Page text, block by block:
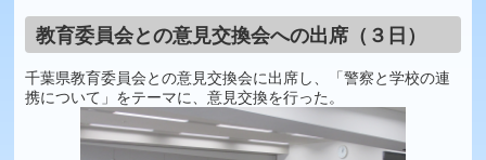
教育委員会との意見交換会への出席（３日）
千葉県教育委員会との意見交換会に出席し、「警察と学校の連
携について」をテーマに、意見交換を行った。